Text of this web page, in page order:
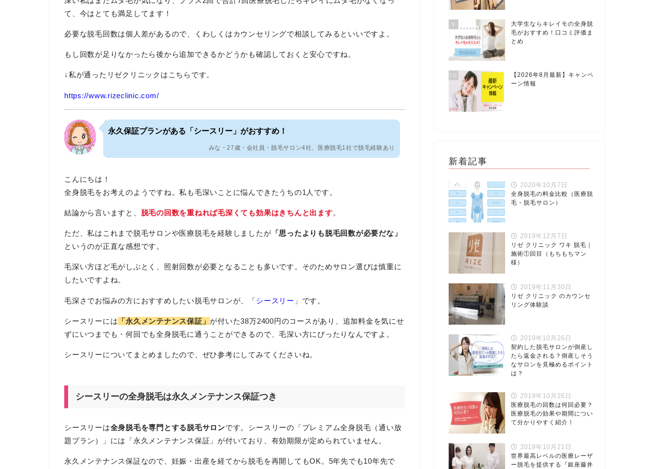
て、今はとても満足してます！
必要な脱毛回数は個人差があるので、くわしくはカウンセリングで相談してみるといいですよ。
もし回数が足りなかったら後から追加できるかどうかも確認しておくと安心ですね。
↓私が通ったリゼクリニックはこちらです。
https://www.rizeclinic.com/
永久保証プランがある「シースリー」がおすすめ！
みな・27歳・会社員・脱毛サロン4社、医療脱毛1社で脱毛経験あり
こんにちは！
全身脱毛をお考えのようですね。私も毛深いことに悩んできたうちの1人です。
結論から言いますと、 脱毛の回数を重ねれば毛深くても効果はきちんと出ます。
ただ、私はこれまで脱毛サロンや医療脱毛を経験しましたが 「思ったよりも脱毛回数が必要だな」
というのが正直な感想です。
毛深い方ほど毛がしぶとく、照射回数が必要となることも多いです。そのためサロン選びは慎重に
したいですよね。
毛深さでお悩みの方におすすめしたい脱毛サロンが、「シースリー 」です。
シースリーには 「永久メンテナンス保証」 が付いた38万2400円のコースがあり、追加料金を気にせ
ずにいつまでも・何回でも全身脱毛に通うことができるので、毛深い方にぴったりなんですよ。
シースリーについてまとめましたので、ぜひ参考にしてみてくださいね。
シースリーの全身脱毛は永久メンテナンス保証つき
シースリーは全身脱毛を専門とする脱毛サロンです。シースリーの「プレミアム全身脱毛（通い放
題プラン）」には「永久メンテナンス保証」が付いており、有効期限が定められていません。
永久メンテナンス保証なので、妊娠・出産を経てから脱毛を再開してもOK。5年先でも10年先で
9
大学生ならキレイモの全身脱
毛がおすすめ！口コミ評価ま
とめ
10
【2026年8月最新】キャンペ
ーン情報
新着記事
2020年10月7日
全身脱毛の料金比較（医療脱
毛・脱毛サロン）
2019年12月7日
リゼ クリニック ワキ 脱毛｜
施術①回目（もちもちマン
様）
2019年11月30日
リゼ クリニック のカウンセ
リング体験談
2019年10月26日
契約した脱毛サロンが倒産し
たら返金される？倒産しそう
なサロンを見極めるポイント
は？
2019年10月26日
医療脱毛の回数は何回必要？
医療脱毛の効果や期間につい
て分かりやすく紹介！
2019年10月21日
世界最高レベルの医療レーザ
ー脱毛を提供する『銀座藤井